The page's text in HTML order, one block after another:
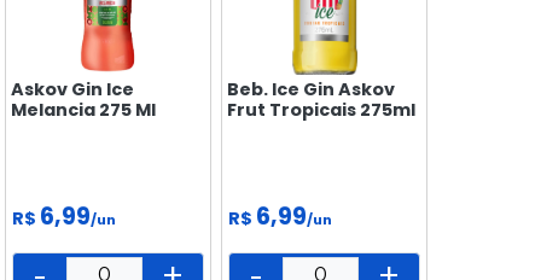
Askov Gin Ice
Melancia 275 Ml
R$ 6,99/un
Beb. Ice Gin Askov
Frut Tropicais 275ml
R$ 6,99/un